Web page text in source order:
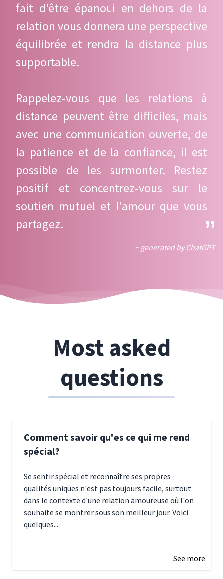
fait d'être épanoui en dehors de la
relation vous donnera une perspective
équilibrée et rendra la distance plus
supportable.
Rappelez-vous que les relations à
distance peuvent être difficiles, mais
avec une communication ouverte, de
la patience et de la confiance, il est
possible de les surmonter. Restez
positif et concentrez-vous sur le
soutien mutuel et l'amour que vous
partagez.
~ generated by ChatGPT
Most asked
questions
Comment savoir qu'es ce qui me rend
spécial?
Se sentir spécial et reconnaître ses propres
qualités uniques n'est pas toujours facile, surtout
dans le contexte d'une relation amoureuse où l'on
souhaite se montrer sous son meilleur jour. Voici
quelques...
See more